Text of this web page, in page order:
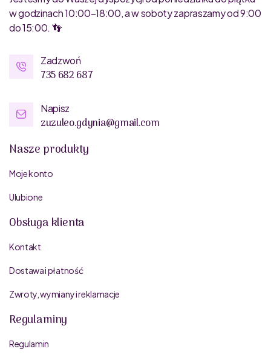
w godzinach 10:00–18:00, a w soboty zapraszamy od 9:00
do 15:00. 👣
Zadzwoń
735 682 687
Napisz
zuzuleo.gdynia@gmail.com
Nasze produkty
Moje konto
Ulubione
Obsługa klienta
Kontakt
Dostawa i płatność
Zwroty, wymiany i reklamacje
Regulaminy
Regulamin